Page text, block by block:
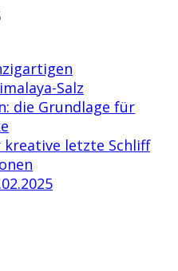
Salz
die Grundlage für
kreative letzte Schliff